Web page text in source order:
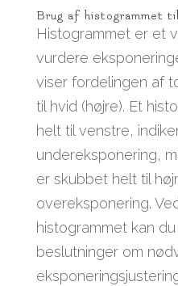
Brug af histogrammet
Histogrammet er et
vurdere
viser fordelingen af
til hvid (højre). Et
helt til venstre,
undereksponering,
er skubbet helt til
overeksponering.
histogrammet kan
beslutninger om